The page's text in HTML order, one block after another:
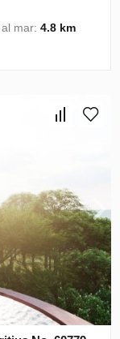
al mar:4.8 km